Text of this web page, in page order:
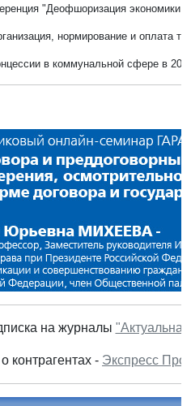
"Деофшоризация экономики
нормирование и оплата
в коммунальной сфере в
на журналы
контрагентах - Экспресс